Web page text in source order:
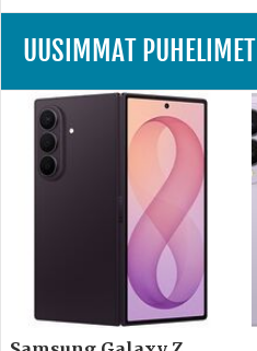
UUSIMMAT PUHELIMET